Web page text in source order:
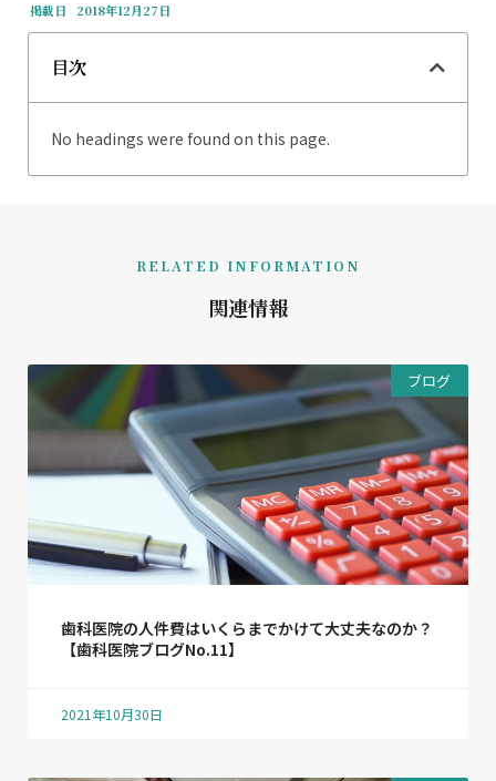
掲載日 2018年12月27日
目次
No headings were found on this page.
RELATED INFORMATION
関連情報
ブログ
歯科医院の人件費はいくらまでかけて大丈夫なのか？
【歯科医院ブログNo.11】
2021年10月30日